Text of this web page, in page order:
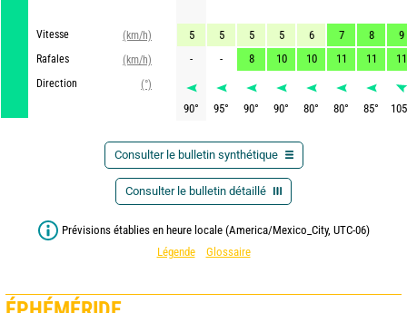
Vitesse
(km/h)
Rafales
(km/h)
Direction
(°)
5 5 5 5 6 7 8
9
-
- 8 10 10 11 11 11
90° 95° 90° 90° 80° 80° 85° 105
Consulter le bulletin synthétique
Consulter le bulletin détaillé
Prévisions établies en heure locale (America/Mexico_City, UTC-06)
Légende
Glossaire